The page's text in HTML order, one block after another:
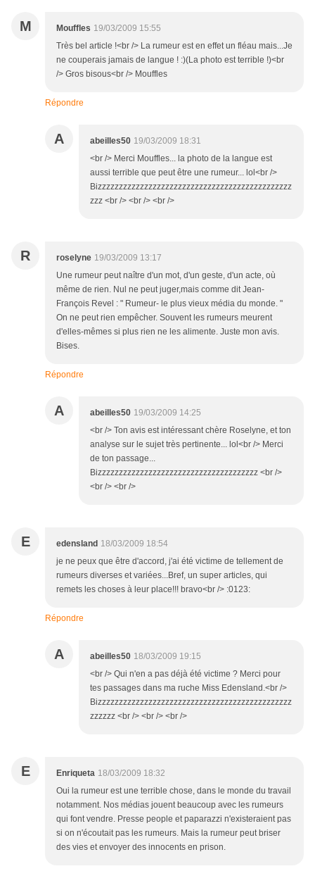
M Mouffles 19/03/2009 15:55
Très bel article !<br /> La rumeur est en effet un fléau mais...Je
ne couperais jamais de langue ! :)(La photo est terrible !)<br
/> Gros bisous<br /> Mouffles
Répondre
A abeilles50 19/03/2009 18:31
<br /> Merci Mouffles... la photo de la langue est
aussi terrible que peut être une rumeur... lol<br />
Bizzzzzzzzzzzzzzzzzzzzzzzzzzzzzzzzzzzzzzzzzzzzzz
zzz <br /> <br /> <br />
R roselyne 19/03/2009 13:17
Une rumeur peut naître d'un mot, d'un geste, d'un acte, où
même de rien. Nul ne peut juger,mais comme dit Jean-
François Revel : " Rumeur- le plus vieux média du monde. "
On ne peut rien empêcher. Souvent les rumeurs meurent
d'elles-mêmes si plus rien ne les alimente. Juste mon avis.
Bises.
Répondre
A abeilles50 19/03/2009 14:25
<br /> Ton avis est intéressant chère Roselyne, et ton
analyse sur le sujet très pertinente... lol<br /> Merci
de ton passage...
Bizzzzzzzzzzzzzzzzzzzzzzzzzzzzzzzzzzzzzz <br />
<br /> <br />
E edensland 18/03/2009 18:54
je ne peux que être d'accord, j'ai été victime de tellement de
rumeurs diverses et variées...Bref, un super articles, qui
remets les choses à leur place!!! bravo<br /> :0123:
Répondre
A abeilles50 18/03/2009 19:15
<br /> Qui n'en a pas déjà été victime ? Merci pour
tes passages dans ma ruche Miss Edensland.<br />
Bizzzzzzzzzzzzzzzzzzzzzzzzzzzzzzzzzzzzzzzzzzzzzz
zzzzzz <br /> <br /> <br />
E Enriqueta 18/03/2009 18:32
Oui la rumeur est une terrible chose, dans le monde du travail
notamment. Nos médias jouent beaucoup avec les rumeurs
qui font vendre. Presse people et paparazzi n'existeraient pas
si on n'écoutait pas les rumeurs. Mais la rumeur peut briser
des vies et envoyer des innocents en prison.